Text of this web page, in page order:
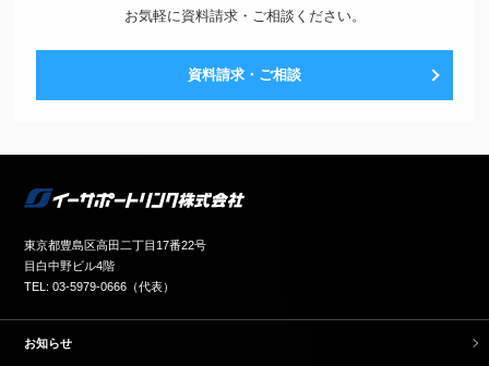
お気軽に資料請求・ご相談ください。
資料請求・ご相談
東京都豊島区高田二丁目17番22号
目白中野ビル4階
TEL: 03-5979-0666（代表）
お知らせ